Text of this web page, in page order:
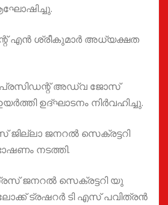
എൻ ശ്രീകുമാർ അധ്യക്ഷത
അഡ്വ ജോസ്
ഉദ്ഘാടനം നിർവഹിച്ചു.
ജനറൽ സെക്രട്ടറി
നടത്തി.
ജനറൽ സെക്രട്ടറി യു
ട്രഷറർ ടി എസ് പവിത്രൻ